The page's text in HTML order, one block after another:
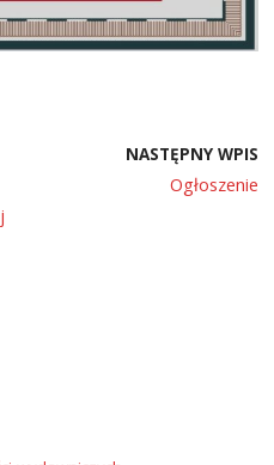
NASTĘPNY WPIS
Ogłoszenie